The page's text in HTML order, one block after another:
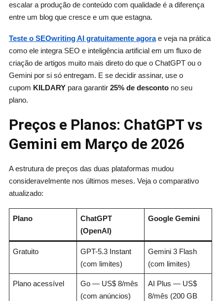
escalar a produção de conteúdo com qualidade é a diferença
entre um blog que cresce e um que estagna.
Teste o SEOwriting AI gratuitamente agorae veja na prática
como ele integra SEO e inteligência artificial em um fluxo de
criação de artigos muito mais direto do que o ChatGPT ou o
Gemini por si só entregam. E se decidir assinar, use o
cupom KILDARYpara garantir 25% de descontono seu
plano.
Preços e Planos: ChatGPT vs
Gemini em Março de 2026
A estrutura de preços das duas plataformas mudou
consideravelmente nos últimos meses. Veja o comparativo
atualizado:
Plano
ChatGPT
(OpenAI)
Google Gemini
Gratuito
GPT-5.3 Instant
(com limites)
Gemini 3 Flash
(com limites)
Plano acessível
Go — US$ 8/mês
(com anúncios)
AI Plus — US$
8/mês (200 GB